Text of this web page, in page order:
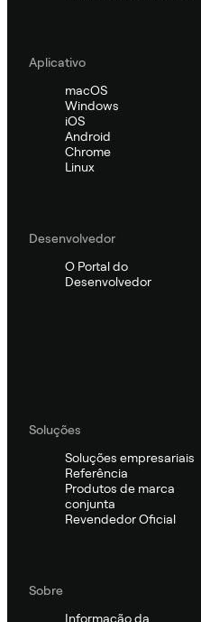
Aplicativo
macOS
Windows
iOS
Android
Chrome
Linux
Desenvolvedor
O Portal do
Desenvolvedor
Soluções
Soluções empresariais
Referência
Produtos de marca
conjunta
Revendedor Oficial
Sobre
Informação da